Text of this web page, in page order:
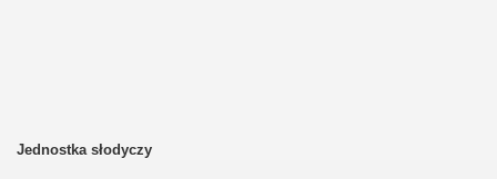
Jednostka słodyczy